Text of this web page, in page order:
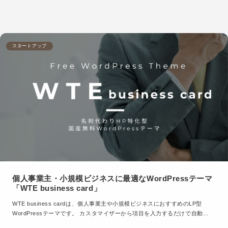
スタートアップ
個人事業主・小規模ビジネスに最適なWordPressテーマ
「WTE business card」
WTE business cardは、個人事業主や小規模ビジネスにおすすめのLP型
WordPressテーマです。 カスタマイザーから項目を入力するだけで自動…